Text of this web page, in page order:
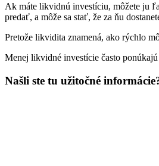
Ak máte likvidnú investíciu, môžete ju
predať, a môže sa stať, že za ňu
Pretože likvidita znamená, ako rýchlo
Menej likvidné investície často
Našli ste tu užitočné